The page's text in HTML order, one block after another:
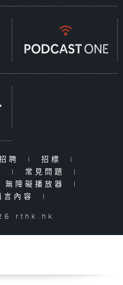
聘 | 招標
|
| 常見問題
|
無障礙播放器
|
言內容
|
rthk.hk